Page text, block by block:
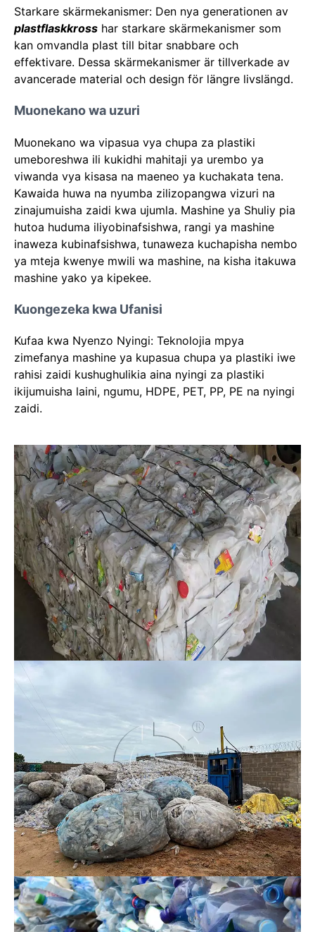
Starkare skärmekanismer: Den nya generationen av
plastflaskkross har starkare skärmekanismer som
kan omvandla plast till bitar snabbare och
effektivare. Dessa skärmekanismer är tillverkade av
avancerade material och design för längre livslängd.
Muonekano wa uzuri
Muonekano wa vipasua vya chupa za plastiki
umeboreshwa ili kukidhi mahitaji ya urembo ya
viwanda vya kisasa na maeneo ya kuchakata tena.
Kawaida huwa na nyumba zilizopangwa vizuri na
zinajumuisha zaidi kwa ujumla. Mashine ya Shuliy pia
hutoa huduma iliyobinafsishwa, rangi ya mashine
inaweza kubinafsishwa, tunaweza kuchapisha nembo
ya mteja kwenye mwili wa mashine, na kisha itakuwa
mashine yako ya kipekee.
Kuongezeka kwa Ufanisi
Kufaa kwa Nyenzo Nyingi: Teknolojia mpya
zimefanya mashine ya kupasua chupa ya plastiki iwe
rahisi zaidi kushughulikia aina nyingi za plastiki
ikijumuisha laini, ngumu, HDPE, PET, PP, PE na nyingi
zaidi.